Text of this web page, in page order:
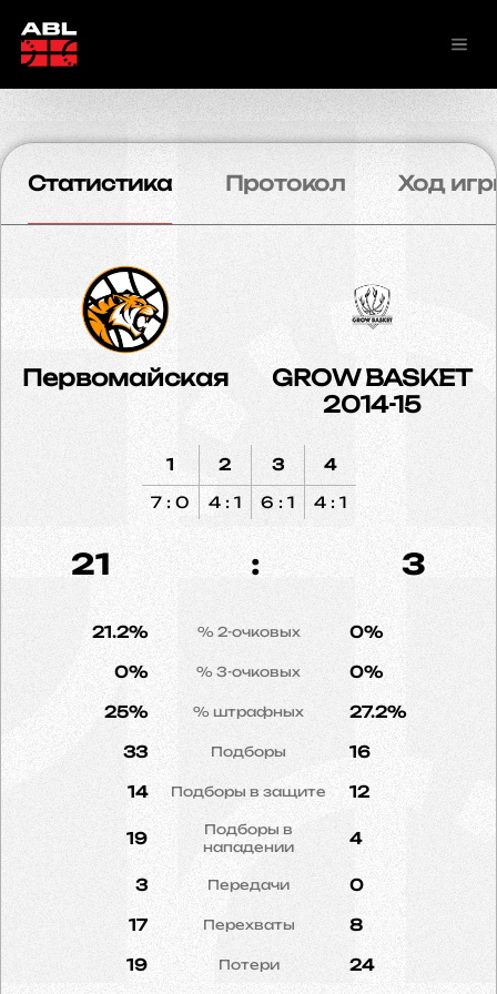
Статистика Протокол Ход
Первомайская
GROW BASKET
2014-15
1
7 : 0
2
4 : 1
3
6 : 1
4
4 : 1
21 : 3
21.2% % 2-очковых 0%
0% % 3-очковых 0%
25% % штрафных 27.2%
33 Подборы 16
14 Подборы в защите 12
19
Подборы в
нападении
4
3 Передачи 0
17 Перехваты 8
19 Потери 24